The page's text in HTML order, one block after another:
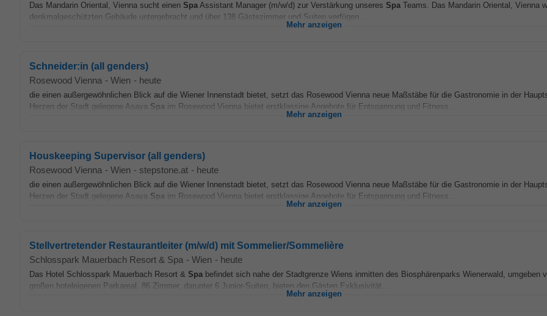
Das Mandarin Oriental, Vienna sucht einen Spa Assistant Manager (m/w/d) zur Verstärkung unseres Spa Teams. Das Mandarin Oriental, Vienna
denkmalgeschützten Gebäude untergebracht und über 138 Gästezimmer und Suiten verfügen...
Mehr anzeigen
Schneider:in (all genders)
Rosewood Vienna - Wien - heute
die einen außergewöhnlichen Blick auf die Wiener Innenstadt bietet, setzt das Rosewood Vienna neue Maßstäbe für die Gastronomie in der
Herzen der Stadt gelegene Asaya Spa im Rosewood Vienna bietet erstklassige Angebote für Entspannung und Fitness...
Mehr anzeigen
Houskeeping Supervisor (all genders)
Rosewood Vienna - Wien - stepstone.at - heute
die einen außergewöhnlichen Blick auf die Wiener Innenstadt bietet, setzt das Rosewood Vienna neue Maßstäbe für die Gastronomie in der
Herzen der Stadt gelegene Asaya Spa im Rosewood Vienna bietet erstklassige Angebote für Entspannung und Fitness...
Mehr anzeigen
Stellvertretender Restaurantleiter (m/w/d) mit Sommelier/Sommelière
Schlosspark Mauerbach Resort & Spa - Wien - heute
Das Hotel Schlosspark Mauerbach Resort & Spa befindet sich nahe der Stadtgrenze Wiens inmitten des Biosphärenparks Wienerwald, umgeben
großen hoteleigenen Parkareal. 86 Zimmer, darunter 6 Junior-Suiten, bieten den Gästen Exklusivität...
Mehr anzeigen